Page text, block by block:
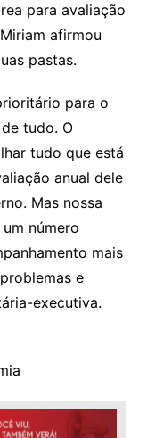
para avaliação
afirmou
pastas.
para o
tudo. O
tudo que está
anual dele
Mas nossa
número
mais
e
executiva.